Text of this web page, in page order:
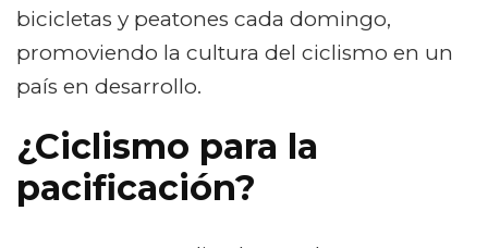
bicicletas y peatones cada domingo,
promoviendo la cultura del ciclismo en un
país en desarrollo.
¿Ciclismo para la
pacificación?